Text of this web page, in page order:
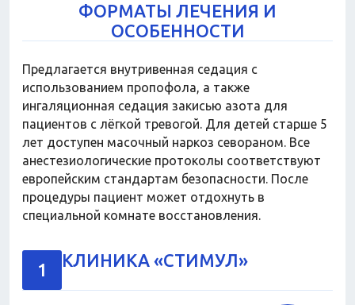
ФОРМАТЫ ЛЕЧЕНИЯ И
ОСОБЕННОСТИ
Предлагается внутривенная седация с
использованием пропофола, а также
ингаляционная седация закисью азота для
пациентов с лёгкой тревогой. Для детей старше 5
лет доступен масочный наркоз севораном. Все
анестезиологические протоколы соответствуют
европейским стандартам безопасности. После
процедуры пациент может отдохнуть в
специальной комнате восстановления.
1 КЛИНИКА «СТИМУЛ»